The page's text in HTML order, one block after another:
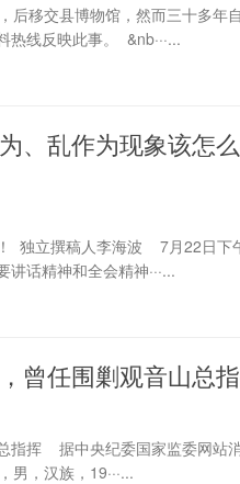
移交县博物馆，然而三十多年
线反映此事。 &nb···...
、乱作为现象该怎
独立撰稿人李海波 7月22日下
话精神和全会精神···...
曾任围剿观音山总
指挥 据中央纪委国家监委网站
，汉族，19···...